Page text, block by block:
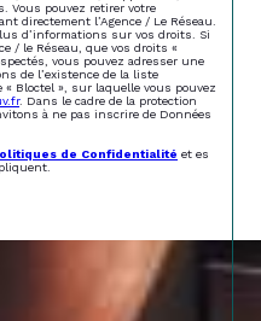
Vous pouvez retirer votre
directement l’Agence / Le Réseau.
d’informations sur vos droits. Si
/ le Réseau, que vos droits «
vous pouvez adresser une
de l’existence de la liste
Bloctel », sur laquelle vous pouvez
. Dans le cadre de la protection
à ne pas inscrire de Données
de Confidentialité et es